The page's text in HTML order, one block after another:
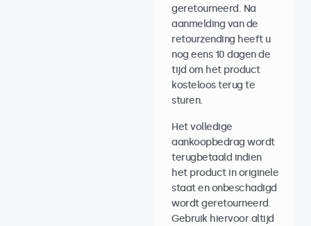
geretourneerd. Na
aanmelding van de
retourzending heeft u
nog eens 10 dagen de
tijd om het product
kosteloos terug te
sturen.
Het volledige
aankoopbedrag wordt
terugbetaald indien
het product in originele
staat en onbeschadigd
wordt geretourneerd.
Gebruik hiervoor altijd